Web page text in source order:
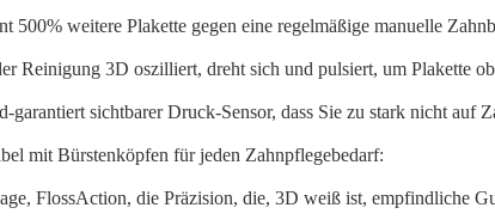
500% weitere Plakette gegen eine regelmäßige manuelle
Reinigung 3D oszilliert, dreht sich und pulsiert, um Plakette
garantiert sichtbarer Druck-Sensor, dass Sie zu stark nicht auf
mit Bürstenköpfen für jeden Zahnpflegebedarf:
FlossAction, die Präzision, die, 3D weiß ist, empfindliche